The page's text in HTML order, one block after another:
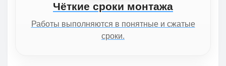
Чёткие сроки монтажа
Работы выполняются в понятные и сжатые
сроки.